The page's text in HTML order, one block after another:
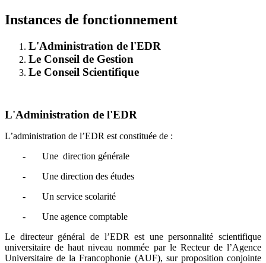
Instances de fonctionnement
L'Administration de l'EDR
Le Conseil de Gestion
Le Conseil Scientifique
L'Administration de l'EDR
L’administration de l’EDR est constituée de :
- Une direction générale
- Une direction des études
- Un service scolarité
- Une agence comptable
Le directeur général de l’EDR est une personnalité scientifique
universitaire de haut niveau nommée par le Recteur de l’Agence
Universitaire de la Francophonie (AUF), sur proposition conjointe